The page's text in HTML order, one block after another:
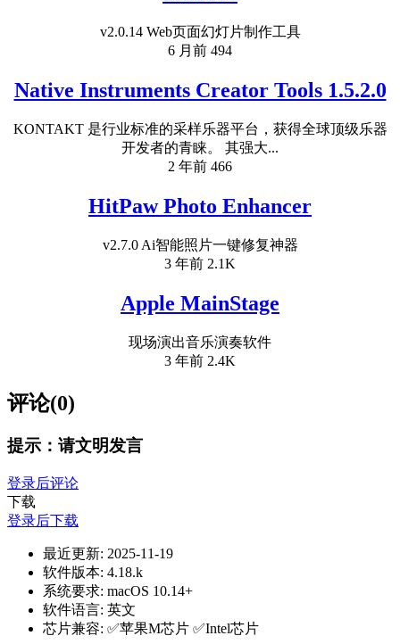
v2.0.14 Web页面幻灯片制作工具
6 月前 494
Native Instruments Creator Tools 1.5.2.0
KONTAKT 是行业标准的采样乐器平台，获得全球顶级乐器
开发者的青睐。 其强大...
2 年前 466
HitPaw Photo Enhancer
v2.7.0 Ai智能照片一键修复神器
3 年前 2.1K
Apple MainStage
现场演出音乐演奏软件
3 年前 2.4K
评论(0)
提示：请文明发言
登录后评论
下载
登录后下载
最近更新: 2025-11-19
软件版本: 4.18.k
系统要求: macOS 10.14+
软件语言: 英文
芯片兼容: ✅苹果M芯片 ✅Intel芯片